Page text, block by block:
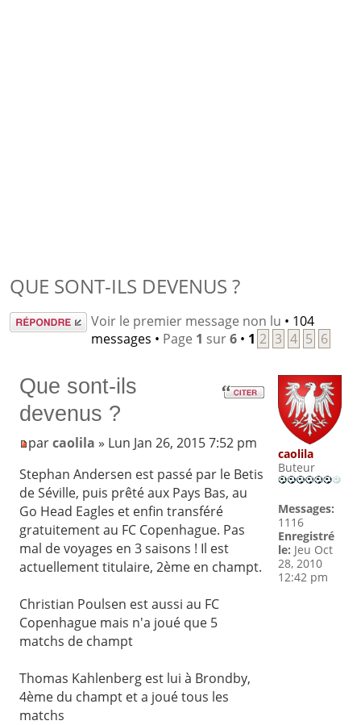
QUE SONT-ILS DEVENUS ?
Répondre Voir le premier message non lu • 104
messages • Page 1 sur6• 1 2 3 4 5 6
Que sont-ils
devenus ?
parcaolila » Lun Jan 26, 2015 7:52 pm
Stephan Andersen est passé par le Betis
de Séville, puis prêté aux Pays Bas, au
Go Head Eagles et enfin transféré
gratuitement au FC Copenhague. Pas
mal de voyages en 3 saisons ! Il est
actuellement titulaire, 2ème en champt.
Christian Poulsen est aussi au FC
Copenhague mais n'a joué que 5
matchs de champt
Thomas Kahlenberg est lui à Brondby,
4ème du champt et a joué tous les
matchs
caolila
Buteur
Messages:
1116
Enregistré
le: Jeu Oct
28, 2010
12:42 pm